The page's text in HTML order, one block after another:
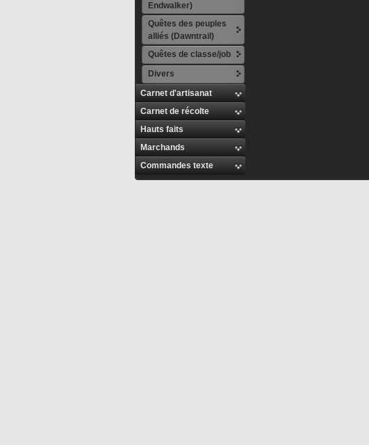
Endwalker)
Quêtes des peuples
alliés (Dawntrail)
Quêtes de classe/job
Divers
Carnet d'artisanat
Carnet de récolte
Hauts faits
Marchands
Commandes texte